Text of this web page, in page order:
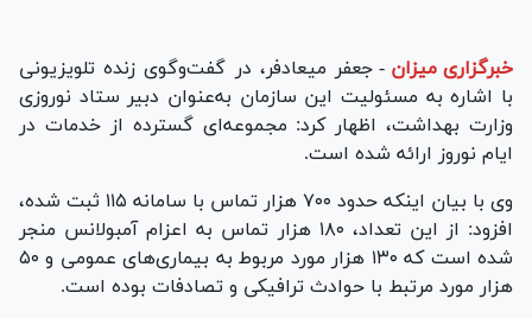
خبرگزاری میزان - جعفر میعادفر، در گفت‌وگوی زنده تلویزیونی
با اشاره به مسئولیت این سازمان به‌عنوان دبیر ستاد نوروزی
وزارت بهداشت، اظهار کرد: مجموعه‌ای گسترده از خدمات در
ایام نوروز ارائه شده است.
وی با بیان اینکه حدود ۷۰۰ هزار تماس با سامانه ۱۱۵ ثبت شده،
افزود: از این تعداد، ۱۸۰ هزار تماس به اعزام آمبولانس منجر
شده است که ۱۳۰ هزار مورد مربوط به بیماری‌های عمومی و ۵۰
هزار مورد مرتبط با حوادث ترافیکی و تصادفات بوده است.